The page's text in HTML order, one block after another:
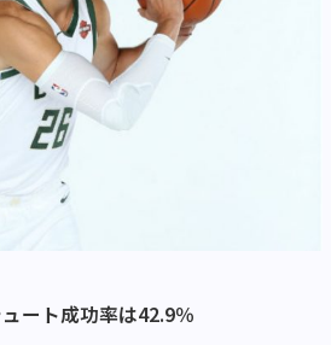
ート成功率は42.9％